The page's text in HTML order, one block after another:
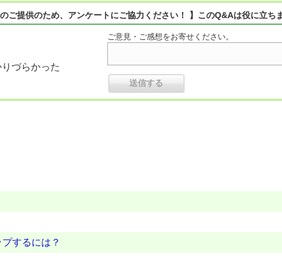
ご提供のため、アンケートにご協力ください！ 】このQ&Aは役に立ち
づらかった
ご意見・ご感想をお寄せください。
するには？